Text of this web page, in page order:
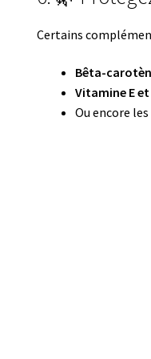
Certains
Bêta-
Vitamine E et
Ou encore les